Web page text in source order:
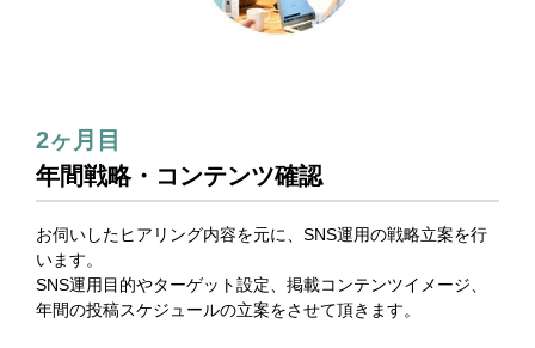
2ヶ月目
年間戦略・コンテンツ確認
お伺いしたヒアリング内容を元に、SNS運用の戦略立案を行
います。
SNS運用目的やターゲット設定、掲載コンテンツイメージ、
年間の投稿スケジュールの立案をさせて頂きます。